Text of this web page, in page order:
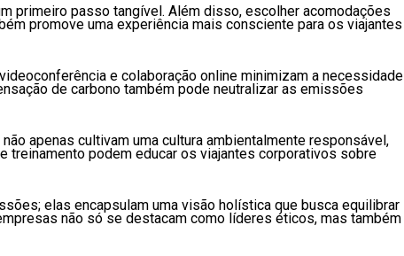
primeiro passo tangível. Além disso, escolher acomodações
promove uma experiência mais consciente para os viajantes
e colaboração online minimizam a necessidade
de carbono também pode neutralizar as emissões
apenas cultivam uma cultura ambientalmente responsável,
podem educar os viajantes corporativos sobre
elas encapsulam uma visão holística que busca equilibrar
não só se destacam como líderes éticos, mas também